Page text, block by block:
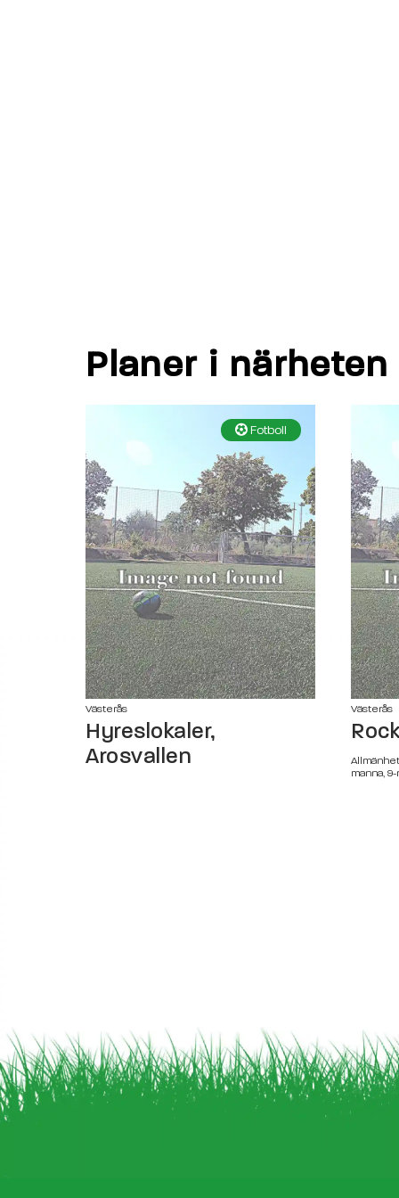
Planer i närheten
Fotboll
Västerås
Hyreslokaler,
Arosvallen
Västerås
manna,